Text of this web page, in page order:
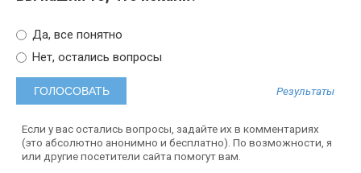
Да, все понятно
Нет, остались вопросы
Результаты
Если у вас остались вопросы, задайте их в комментариях
(это абсолютно анонимно и бесплатно). По возможности, я
или другие посетители сайта помогут вам.